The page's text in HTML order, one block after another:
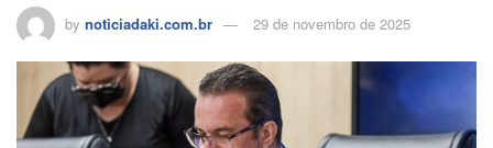
by noticiadaki.com.br 29 de novembro de 2025